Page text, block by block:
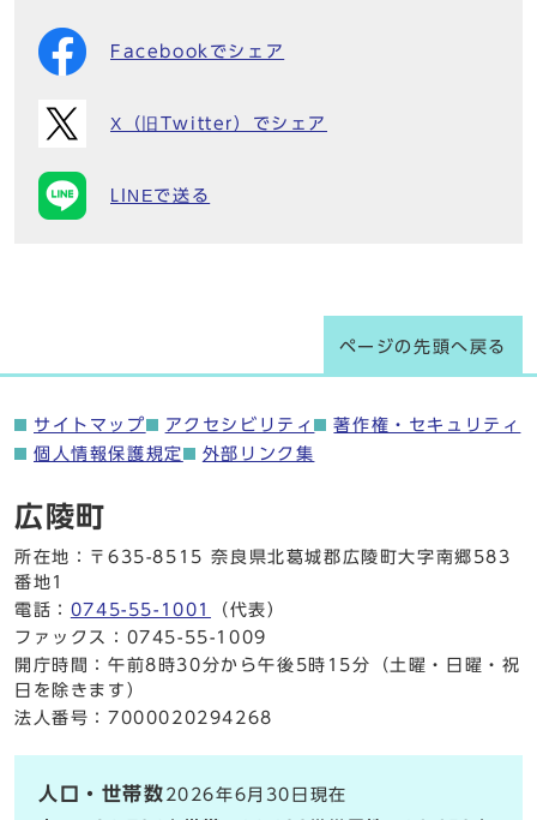
Facebookでシェア
X（旧Twitter）でシェア
LINEで送る
ページの先頭へ戻る
サイトマップ アクセシビリティ
著作権・セキュリティ
個人情報保護規定
外部リンク集
広陵町
所在地：〒635-8515 奈良県北葛城郡広陵町大字南郷583
番地1
電話： 0745-55-1001
（代表）
ファックス：0745-55-1009
開庁時間：午前8時30分から午後5時15分（土曜・日曜・祝
日を除きます）
法人番号：7000020294268
人口・世帯数 2026年6月30日現在